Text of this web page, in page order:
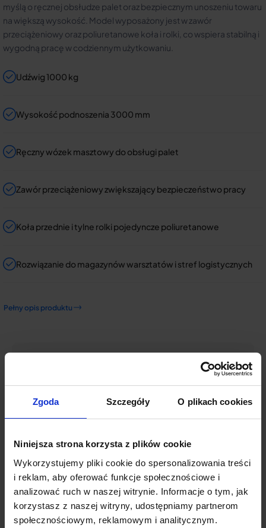
Zgoda Szczegóły O plikach cookies
Niniejsza strona korzysta z plików cookie
Wykorzystujemy pliki cookie do spersonalizowania treści
i reklam, aby oferować funkcje społecznościowe i
analizować ruch w naszej witrynie. Informacje o tym, jak
korzystasz z naszej witryny, udostępniamy partnerom
społecznościowym, reklamowym i analitycznym.
myślą o ręcznej obsłudze palet oraz bezpiecznym unoszeniu towaru
na większą wysokość. Model wyposażony jest w zawór
przeciążeniowy oraz poliuretanowe koła i rolki, co wspiera stabilną i
wygodną pracę w codziennym użytkowaniu.
Udźwig 1000 kg
Wysokość podnoszenia 3000 mm
Ręczny wózek masztowy do obsługi palet
Zawór przeciążeniowy zwiększający bezpieczeństwo pracy
Koła przednie i tylne rolki pojedyncze poliuretanowe
Rozwiązanie do magazynów warsztatów i stref logistycznych
Pełny opis produktu
Masz pytania? Chcesz zamówić?
Zadzwoń do naszego specjalisty:
+48 123 510 888
Opis
Specyfikacja techniczna